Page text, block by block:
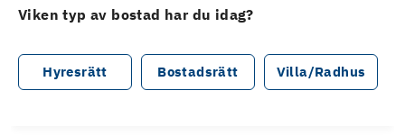
Viken typ av bostad har du idag?
Hyresrätt Bostadsrätt Villa/Radhus